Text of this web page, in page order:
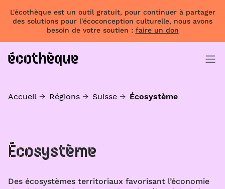
L'écothèque est un outil gratuit, pour continuer à partager
des solutions pour l'écoconception culturelle, nous avons
besoin de votre soutien : faire un don
Accueil Régions Suisse Écosystème
Écosystème
Des écosystèmes territoriaux favorisant l’économie